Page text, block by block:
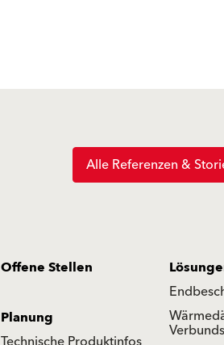
Alle Referenzen &
Offene Stellen
Planung